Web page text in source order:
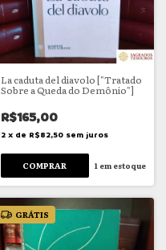
La caduta del diavolo ["Tratado
Sobre a Queda do Demônio"]
R$165,00
2 x de R$82,50 sem juros
1 em estoque
GRÁTIS